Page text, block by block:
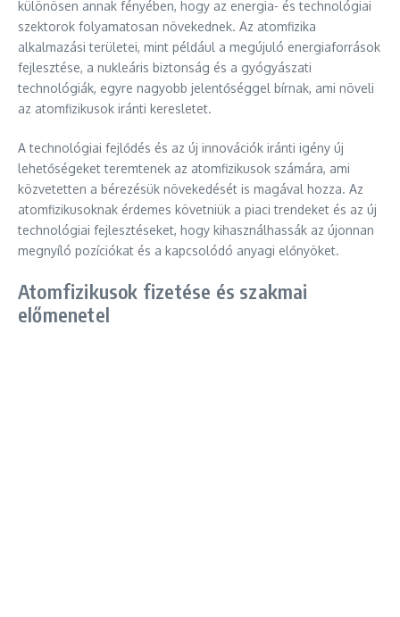
különösen annak fényében, hogy az energia- és technológiai
szektorok folyamatosan növekednek. Az atomfizika
alkalmazási területei, mint például a megújuló energiaforrások
fejlesztése, a nukleáris biztonság és a gyógyászati
technológiák, egyre nagyobb jelentőséggel bírnak, ami növeli
az atomfizikusok iránti keresletet.
A technológiai fejlődés és az új innovációk iránti igény új
lehetőségeket teremtenek az atomfizikusok számára, ami
közvetetten a bérezésük növekedését is magával hozza. Az
atomfizikusoknak érdemes követniük a piaci trendeket és az új
technológiai fejlesztéseket, hogy kihasználhassák az újonnan
megnyíló pozíciókat és a kapcsolódó anyagi előnyöket.
Atomfizikusok fizetése és szakmai
előmenetel